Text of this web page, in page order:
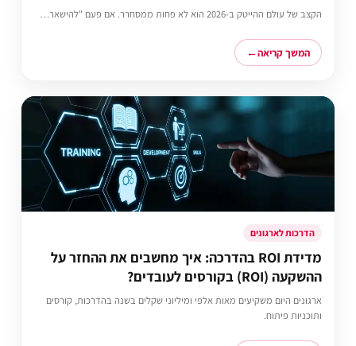
הקצב של עולם ההייטק ב-2026 הוא לא פחות ממסחרר. אם פעם "להישאר…
המשך קריאה
הדרכות לארגונים
מדידת ROI בהדרכה: איך מחשבים את ההחזר על
ההשקעה (ROI) בקורסים לעובדים?
ארגונים היום משקיעים מאות אלפי ומיליוני שקלים בשנה בהדרכות, קורסים
ותוכניות פיתוח.